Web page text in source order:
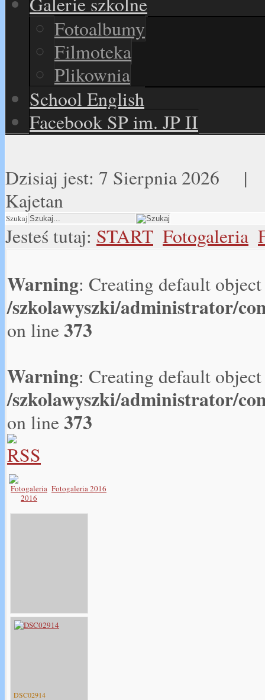
Fotoalbumy
Filmoteka
Plikownia
School English
Facebook SP im. JP II
Dzisiaj jest: 7 Sierpnia 2026
Kajetan
Szukaj
Jesteś tutaj: START Fotogaleria
Warning: Creating default
/szkolawyszki/administrator/
on line 373
Warning: Creating default
/szkolawyszki/administrator/
on line 373
Fotogaleria 2016
DSC02914